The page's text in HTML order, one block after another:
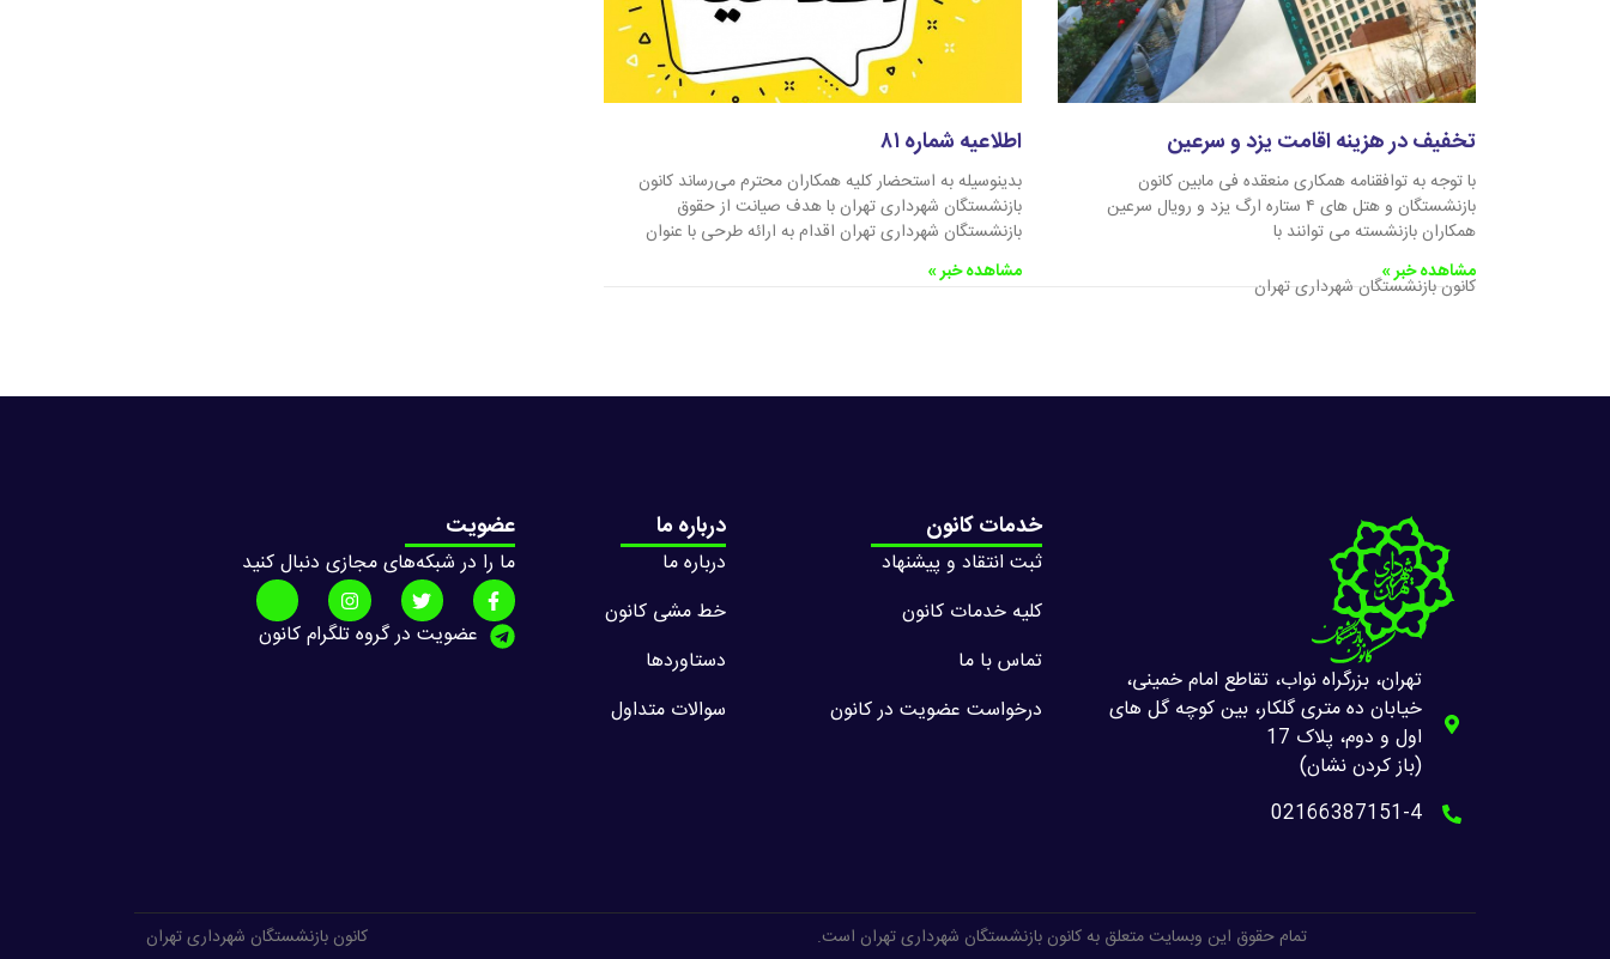
تخفیف در هزینه اقامت یزد و سرعین
با توجه به توافقنامه همکاری منعقده فی مابین کانون
بازنشستگان و هتل های ۴ ستاره ارگ یزد و رویال سرعین
همکاران بازنشسته می توانند با
مشاهده خبر »
اطلاعیه شماره ۸۱
بدینوسیله به استحضار کلیه همکاران محترم می‌رساند کانون
بازنشستگان شهرداری تهران با هدف صیانت از حقوق
بازنشستگان شهرداری تهران اقدام به ارائه طرحی با عنوان
مشاهده خبر »
کانون بازنشستگان شهرداری تهران
تهران، بزرگراه نواب، تقاطع امام خمینی،
خیابان ده متری گلکار، بین کوچه گل های
اول و دوم، پلاک 17
(باز کردن نشان)
02166387151-4
خدمات کانون
ثبت انتقاد و پیشنهاد
کلیه خدمات کانون
تماس با ما
درخواست عضویت در کانون
درباره ما
درباره ما
خط مشی کانون
دستاوردها
سوالات متداول
عضویت
ما را در شبکه‌های مجازی دنبال کنید
عضویت در گروه تلگرام کانون
تمام حقوق این وبسایت متعلق به کانون بازنشستگان شهرداری تهران است. کانون بازنشستگان شهرداری تهران